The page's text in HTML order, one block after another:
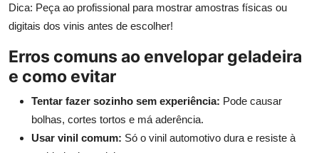
Dica: Peça ao profissional para mostrar amostras físicas ou
digitais dos vinis antes de escolher!
Erros comuns ao envelopar geladeira
e como evitar
Tentar fazer sozinho sem experiência: Pode causar
bolhas, cortes tortos e má aderência.
Usar vinil comum: Só o vinil automotivo dura e resiste à